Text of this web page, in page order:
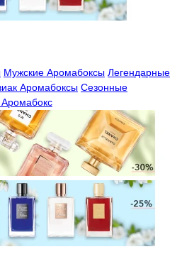
Мужские Аромабоксы Легендарные
Аромабоксы Сезонные